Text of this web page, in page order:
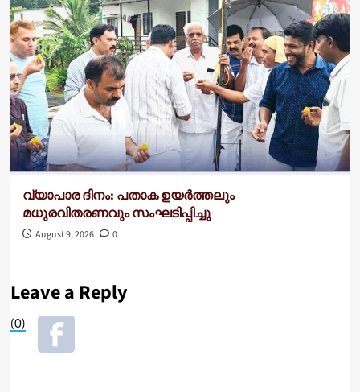
വ്യാപാര ദിനം: പതാക ഉയർത്തലും
മധുരവിതരണവും സംഘടിപ്പിച്ചു
August 9, 2026 0
Leave a Reply
(0)